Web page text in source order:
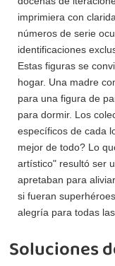
imprimiera con
números de serie
identificaciones
Estas figuras se
hogar. Una madre
para una figura de
para dormir. Los
específicos de cada
mejor de todo? Lo
artístico" resultó ser
apretaban para
si fueran
alegría para todas
Soluciones